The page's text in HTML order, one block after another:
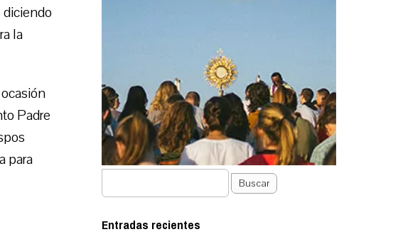
la
Padre
para
Buscar
Entradas recientes